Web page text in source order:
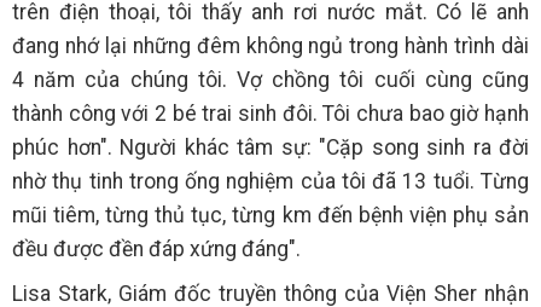
trên điện thoại, tôi thấy anh rơi nước mắt. Có lẽ anh
đang nhớ lại những đêm không ngủ trong hành trình dài
4 năm của chúng tôi. Vợ chồng tôi cuối cùng cũng
thành công với 2 bé trai sinh đôi. Tôi chưa bao giờ hạnh
phúc hơn". Người khác tâm sự: "Cặp song sinh ra đời
nhờ thụ tinh trong ống nghiệm của tôi đã 13 tuổi. Từng
mũi tiêm, từng thủ tục, từng km đến bệnh viện phụ sản
đều được đền đáp xứng đáng".
Lisa Stark, Giám đốc truyền thông của Viện Sher nhận